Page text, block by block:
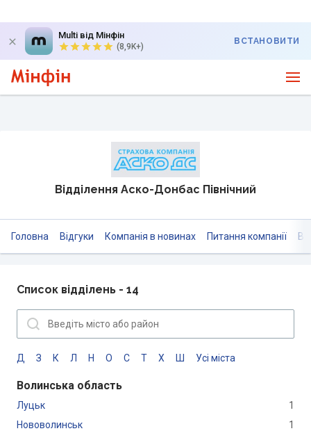
Multi від Мінфін
(8,9K+)
ВСТАНОВИТИ
Відділення Аско-Донбас Північний
Головна Відгуки Компанія в новинах Питання компанії
Список відділень - 14
Д З К Л Н О С Т Х Ш Усі міста
Волинська область
Луцьк
1
Нововолинськ
1